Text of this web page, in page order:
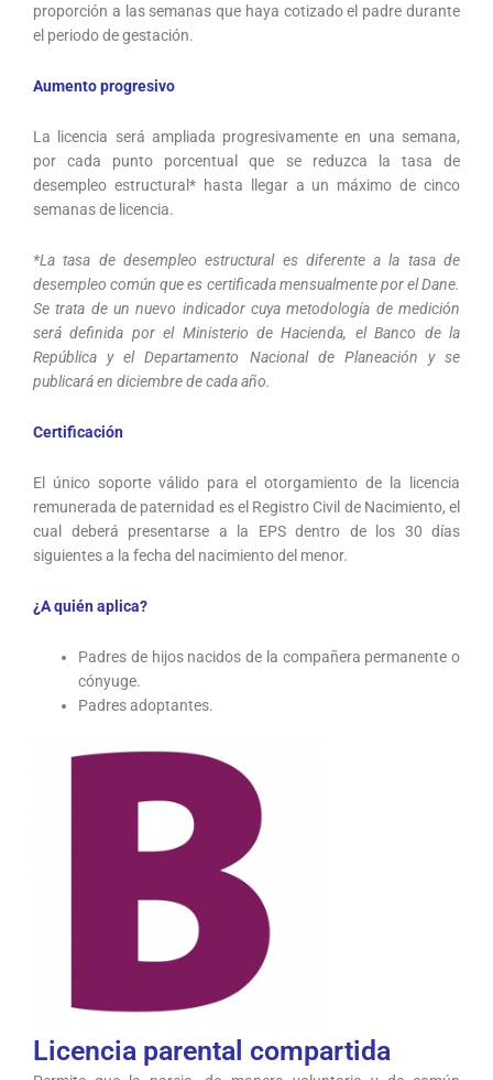
proporción a las semanas que haya cotizado el padre durante
el periodo de gestación.
Aumento progresivo
La licencia será ampliada progresivamente en una semana,
por cada punto porcentual que se reduzca la tasa de
desempleo estructural* hasta llegar a un máximo de cinco
semanas de licencia.
*La tasa de desempleo estructural es diferente a la tasa de
desempleo común que es certificada mensualmente por el Dane.
Se trata de un nuevo indicador cuya metodología de medición
será definida por el Ministerio de Hacienda, el Banco de la
República y elDepartamento Nacional de Planeación y se
publicará en diciembre de cada año.
Certificación
El único soporte válido para el otorgamiento de la licencia
remunerada de paternidad es el Registro Civil de Nacimiento, el
cual deberá presentarse a la EPS dentro de los 30 días
siguientes a la fecha del nacimiento del menor.
¿A quién aplica?
Padres de hijos nacidos de la compañera permanente o
cónyuge.
Padres adoptantes.
Licencia parental compartida